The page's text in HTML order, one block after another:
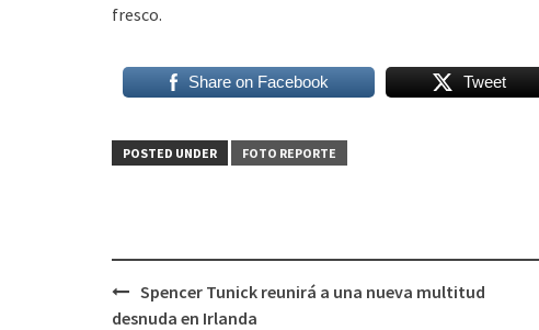
fresco.
Share on Facebook Tweet
POSTED UNDER FOTO REPORTE
Post
navigation
Spencer Tunick reunirá a una nueva multitud
desnuda en Irlanda